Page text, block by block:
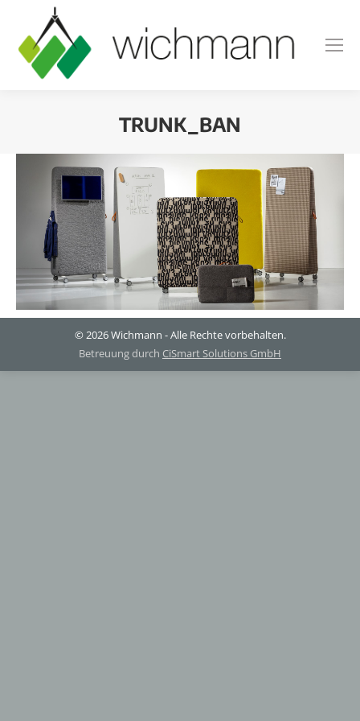
TRUNK_BAN
© 2026 Wichmann - Alle Rechte vorbehalten.
Betreuung durch CiSmart Solutions GmbH